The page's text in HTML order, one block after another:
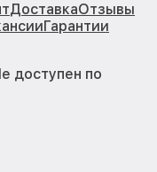
ДоставкаОтзывы
Гарантии
доступен по